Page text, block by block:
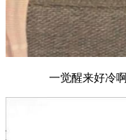
一觉醒来好冷